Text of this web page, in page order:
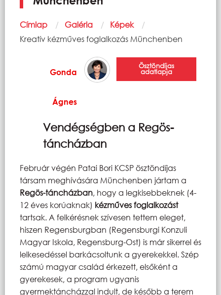
Morzsa
Címlap Galéria
Képek
Current:
Kreatív kézműves foglalkozás Münchenben
Gonda
Ágnes
Ösztöndíjas
adatlapja
Vendégségben a Regös-
táncházban
Február végén Patai Bori KCSP ösztöndíjas
társam meghívására Münchenben jártam a
Regös-táncházban, hogy a legkisebbeknek (4-
12 éves korúaknak) kézműves foglalkozást
tartsak. A felkérésnek szívesen tettem eleget,
hiszen Regensburgban (Regensburgi Konzuli
Magyar Iskola, Regensburg-Ost) is már sikerrel és
lelkesedéssel barkácsoltunk a gyerekekkel. Szép
számú magyar család érkezett, elsőként a
gyerekesek, a program ugyanis
gyermektáncházzal indult, de később a terem